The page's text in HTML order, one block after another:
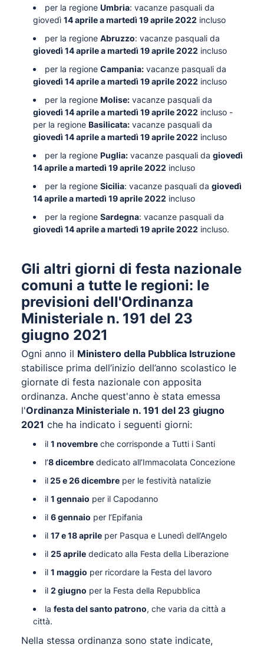
per la regione Umbria: vacanze pasquali da
giovedì 14 aprile a martedì 19 aprile 2022 incluso
per la regione Abruzzo: vacanze pasquali da
giovedì 14 aprile a martedì 19 aprile 2022 incluso
per la regione Campania: vacanze pasquali da
giovedì 14 aprile a martedì 19 aprile 2022 incluso
per la regione Molise: vacanze pasquali da
giovedì 14 aprile a martedì 19 aprile 2022 incluso -
per la regione Basilicata: vacanze pasquali da
giovedì 14 aprile a martedì 19 aprile 2022 incluso
per la regione Puglia: vacanze pasquali da giovedì
14 aprile a martedì 19 aprile 2022 incluso
per la regione Sicilia: vacanze pasquali da giovedì
14 aprile a martedì 19 aprile 2022 incluso
per la regione Sardegna: vacanze pasquali da
giovedì 14 aprile a martedì 19 aprile 2022 incluso.
Gli altri giorni di festa nazionale
comuni a tutte le regioni: le
previsioni dell'Ordinanza
Ministeriale n. 191 del 23
giugno 2021
Ogni anno il Ministero della Pubblica Istruzione
stabilisce prima dell’inizio dell’anno scolastico le
giornate di festa nazionale con apposita
ordinanza. Anche quest'anno è stata emessa
l'Ordinanza Ministeriale n. 191 del 23 giugno
2021 che ha indicato i seguenti giorni:
il 1 novembre che corrisponde a Tutti i Santi
l’8 dicembre dedicato all’Immacolata Concezione
il25 e 26 dicembre per le festività natalizie
il 1 gennaio per il Capodanno
il 6 gennaio per l’Epifania
il 17 e 18 aprile per Pasqua e Lunedì dell’Angelo
il 25 aprile dedicato alla Festa della Liberazione
il 1 maggio per ricordare la Festa del lavoro
il 2 giugno per la Festa della Repubblica
la festa del santo patrono, che varia da città a
città.
Nella stessa ordinanza sono state indicate,